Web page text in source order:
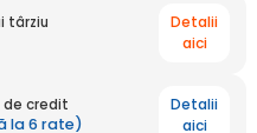
târziu
Detalii
aici
de credit
la 6 rate)
Detalii
aici